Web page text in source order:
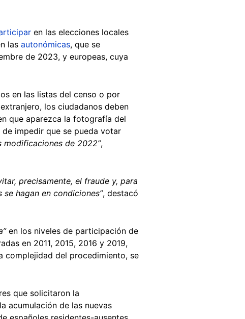
en las elecciones locales
las autonómicas, que se
de 2023, y europeas, cuya
en las listas del censo o por
los ciudadanos deben
que aparezca la fotografía del
impedir que se pueda votar
modificaciones de 2022”,
precisamente, el fraude y, para
hagan en condiciones”, destacó
en los niveles de participación de
en 2011, 2015, 2016 y 2019,
complejidad del procedimiento, se
que solicitaron la
acumulación de las nuevas